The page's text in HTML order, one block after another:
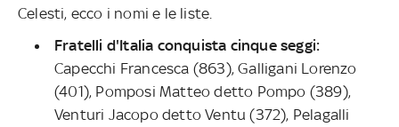
Celesti, ecco i nomi e le liste.
Fratelli d'Italia conquista cinque seggi:
Capecchi Francesca (863), Galligani Lorenzo
(401), Pomposi Matteo detto Pompo (389),
Venturi Jacopo detto Ventu (372), Pelagalli